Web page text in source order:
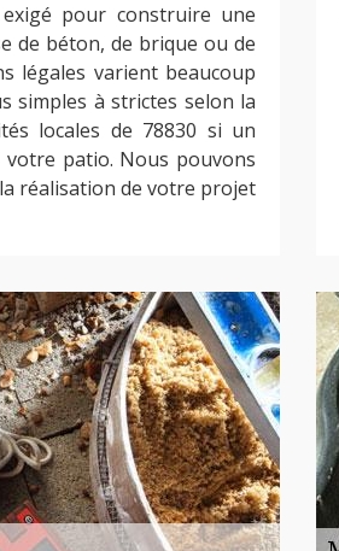
pour construire une
de béton, de brique ou de
légales varient beaucoup
simples à strictes selon la
locales de 78830 si un
patio. Nous pouvons
réalisation de votre projet